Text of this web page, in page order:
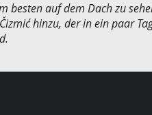
besten auf dem Dach zu
hinzu, der in ein paar